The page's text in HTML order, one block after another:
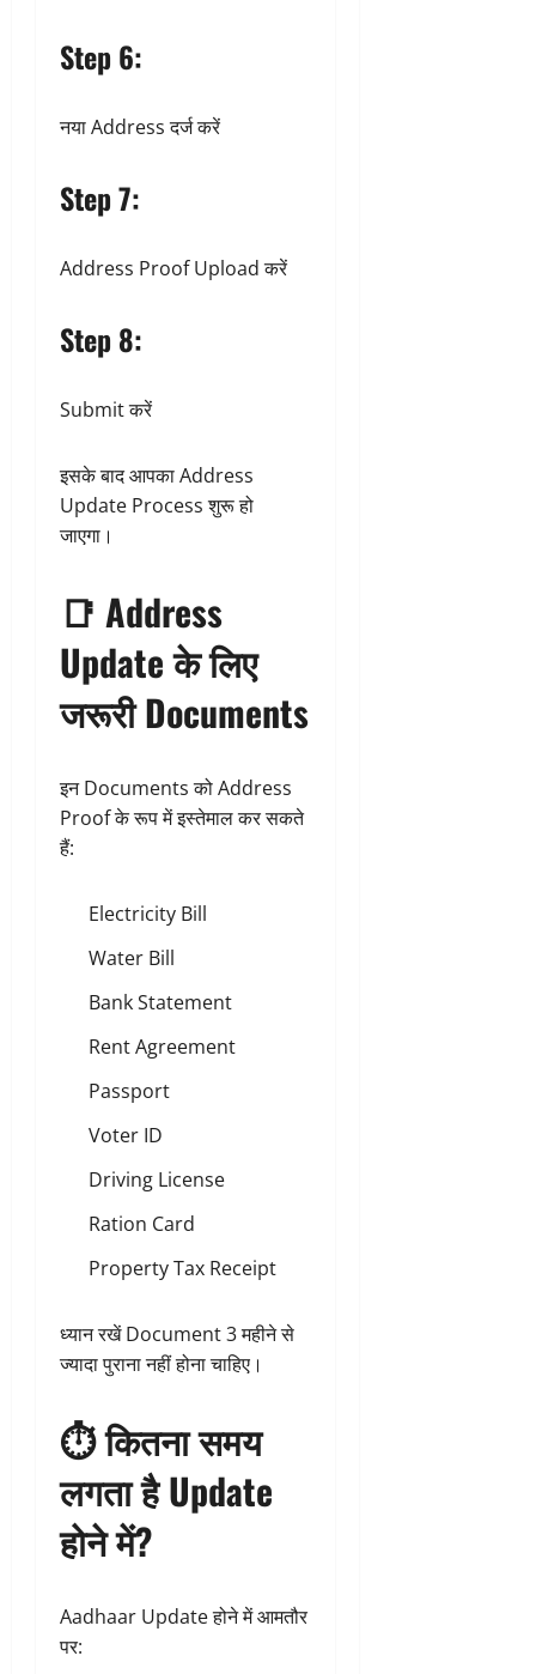
Step 6:
नया Address दर्ज करें
Step 7:
Address Proof Upload करें
Step 8:
Submit करें
इसके बाद आपका Address
Update Process शुरू हो
जाएगा।
📑 Address
Update के लिए
जरूरी Documents
इन Documents को Address
Proof के रूप में इस्तेमाल कर सकते
हैं:
Electricity Bill
Water Bill
Bank Statement
Rent Agreement
Passport
Voter ID
Driving License
Ration Card
Property Tax Receipt
ध्यान रखें Document 3 महीने से
ज्यादा पुराना नहीं होना चाहिए।
⏱️ कितना समय
लगता है Update
होने में?
Aadhaar Update होने में आमतौर
पर: